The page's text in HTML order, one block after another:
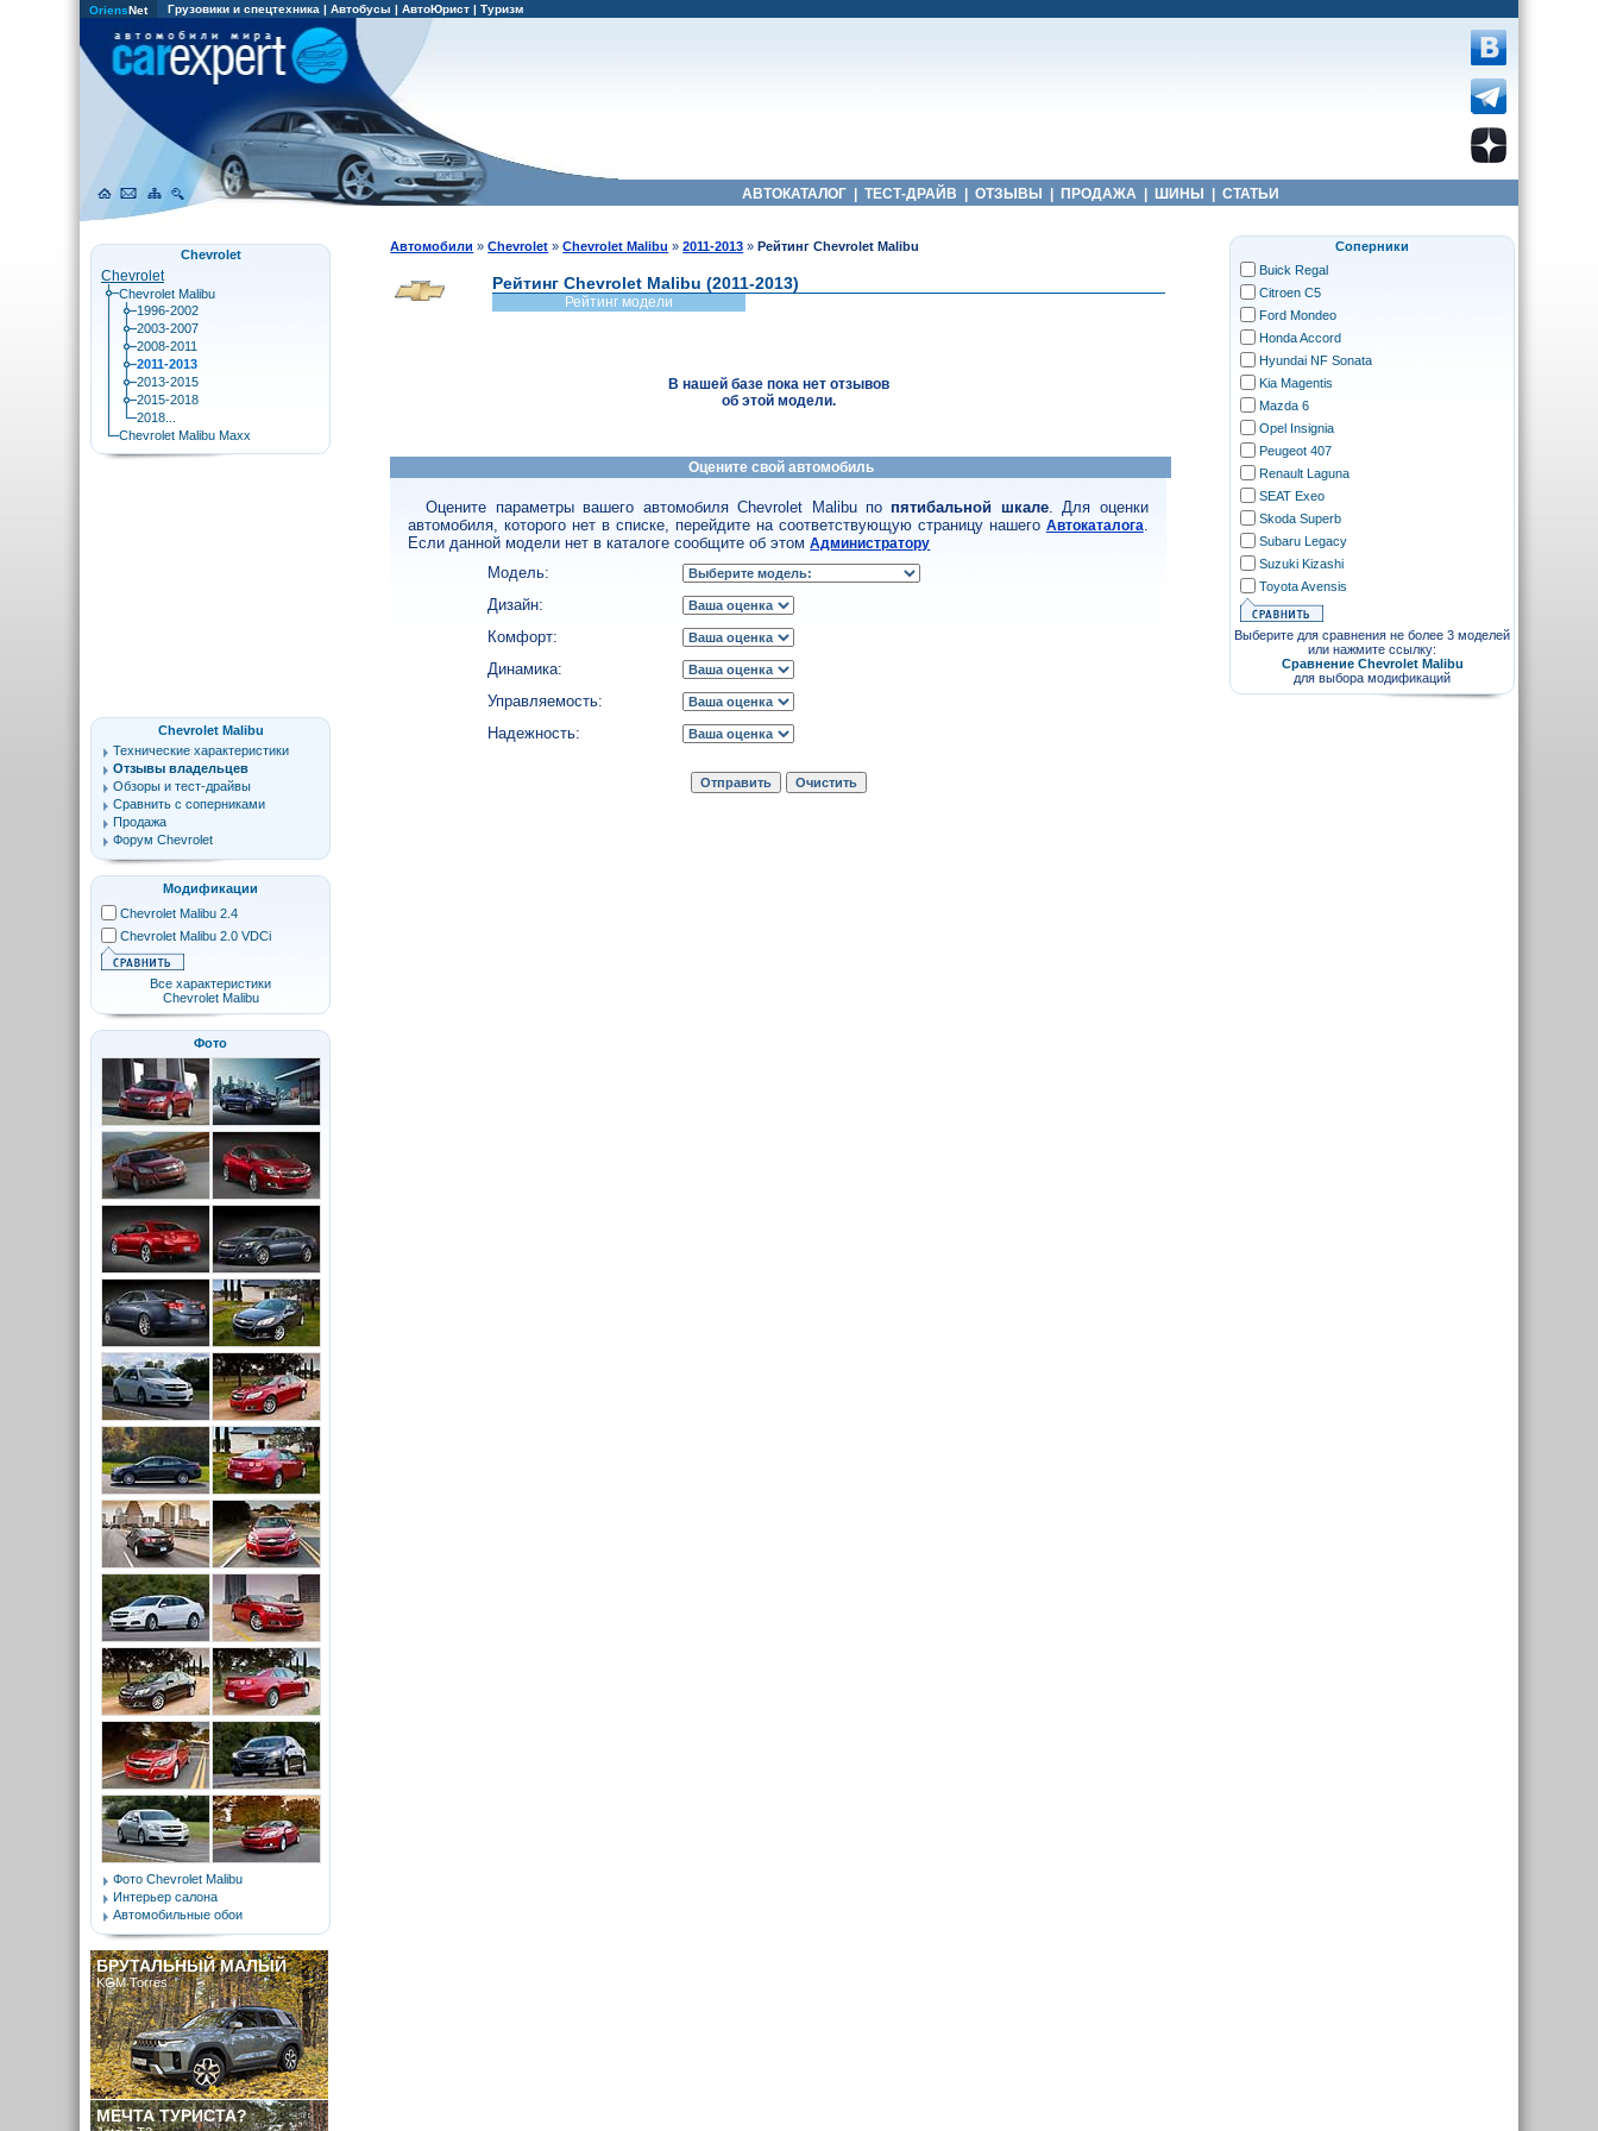
OriensNet Грузовики и спецтехника | Автобусы | АвтоЮрист | Туризм
АВТОКАТАЛОГ ТЕСТ-ДРАЙВ ОТЗЫВЫ ПРОДАЖА ШИНЫ СТАТЬИ
Автомобили »Chevrolet »Chevrolet Malibu »2011-2013 »Рейтинг Chevrolet Malibu
Рейтинг Chevrolet Malibu (2011-2013)
Рейтинг модели
В нашей базе пока нет отзывов
об этой модели.
Оцените свой автомобиль
Оцените параметры вашего автомобиля Chevrolet Malibu по пятибальной шкале. Для оценки
автомобиля, которого нет в списке, перейдите на соответствующую страницу нашего Автокаталога.
Если данной модели нет в каталоге сообщите об этомАдминистратору
Модель:
Дизайн:
Комфорт:
Динамика:
Управляемость:
Надежность:
Chevrolet
Chevrolet
Chevrolet Malibu
1996-2002
2003-2007
2008-2011
2011-2013
2013-2015
2015-2018
2018...
Chevrolet Malibu Maxx
Chevrolet Malibu
Технические характеристики
Отзывы владельцев
Обзоры и тест-драйвы
Сравнить с соперниками
Продажа
Форум Chevrolet
Модификации
Chevrolet Malibu 2.4
Chevrolet Malibu 2.0 VDCi
Все характеристики
Chevrolet Malibu
Фото
Фото Chevrolet Malibu
Интерьер салона
Автомобильные обои
БРУТАЛЬНЫЙ МАЛЫЙ
KGM Torres
МЕЧТА ТУРИСТА?
Соперники
Buick Regal
Citroen C5
Ford Mondeo
Honda Accord
Hyundai NF Sonata
Kia Magentis
Mazda 6
Opel Insignia
Peugeot 407
Renault Laguna
SEAT Exeo
Skoda Superb
Subaru Legacy
Suzuki Kizashi
Toyota Avensis
Выберите для сравнения не более 3 моделей
или нажмите ссылку:
Сравнение Chevrolet Malibu
для выбора модификаций